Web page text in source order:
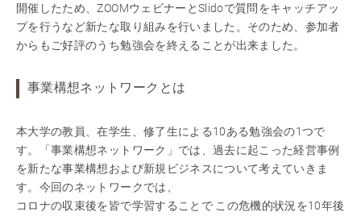
開催したため、ZOOMウェビナーとSlidoで質問をキャッチアッ
プを行うなど新たな取り組みを行いました。そのため、参加者
からもご好評のうち勉強会を終えることが出来ました。
事業構想ネットワークとは
本大学の教員、在学生、修了生による10ある勉強会の1つで
す。「事業構想ネットワーク」では、過去に起こった経営事例
を新たな事業構想および新規ビジネスについて考えていきま
す。今回のネットワークでは、
コロナの収束後を皆で学習することで この危機的状況を10年後